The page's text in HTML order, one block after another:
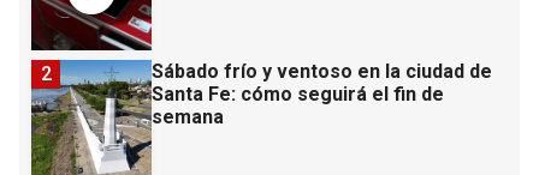
Sábado frío y ventoso en la ciudad de
Santa Fe: cómo seguirá el fin de
semana
2